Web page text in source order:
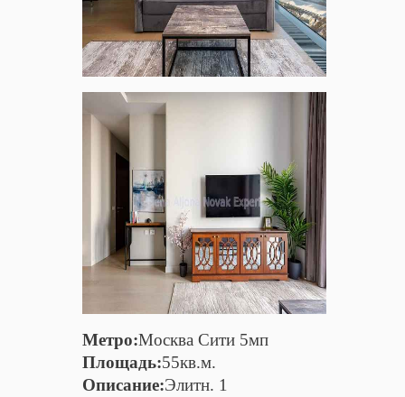
Метро:Москва Сити 5мп
Площадь:55кв.м.
Описание:Элитн. 1